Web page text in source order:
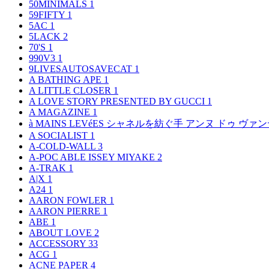
50MINIMALS 1
59FIFTY 1
5AC 1
5LACK 2
70'S 1
990V3 1
9LIVESAUTOSAVECAT 1
A BATHING APE 1
A LITTLE CLOSER 1
A LOVE STORY PRESENTED BY GUCCI 1
A MAGAZINE 1
à MAINS LEVéES シャネルを紡ぐ手 アンヌ ドゥ ヴァ
A SOCIALIST 1
A-COLD-WALL 3
A-POC ABLE ISSEY MIYAKE 2
A-TRAK 1
A|X 1
A24 1
AARON FOWLER 1
AARON PIERRE 1
ABE 1
ABOUT LOVE 2
ACCESSORY 33
ACG 1
ACNE PAPER 4